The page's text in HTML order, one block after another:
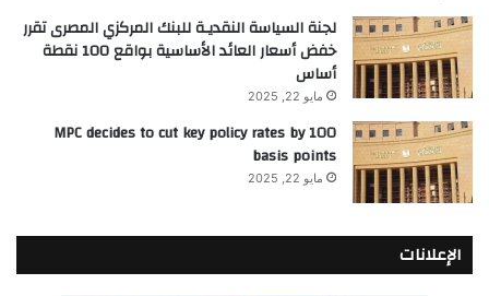
لجنة السياسة النقديـة للبنك المركزي المصرى تقرر
خفض أسعار العائد الأساسية بواقع 100 نقطة
أساس
مايو 22, 2025
MPC decides to cut key policy rates by 100
basis points
مايو 22, 2025
الإعلانات